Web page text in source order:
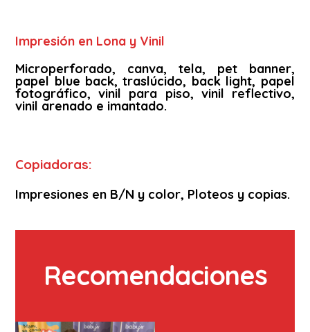
Impresión en Lona y Vinil
Microperforado, canva, tela, pet banner,
papel blue back, traslúcido, back light, papel
fotográfico, vinil para piso, vinil reflectivo,
vinil arenado e imantado.
Copiadoras:
Impresiones en B/N y color, Ploteos y copias.
Recomendaciones